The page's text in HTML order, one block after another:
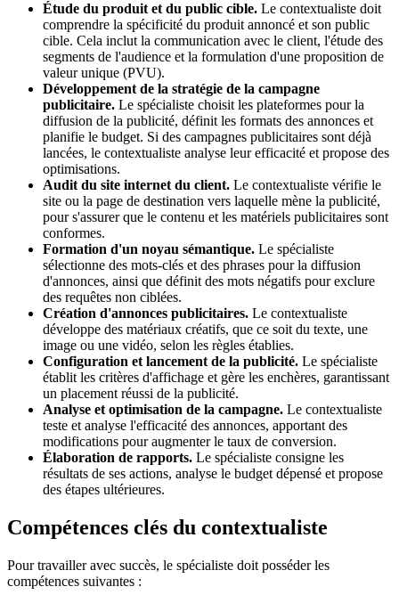
Étude du produit et du public cible. Le contextualiste doit
comprendre la spécificité du produit annoncé et son public
cible. Cela inclut la communication avec le client, l'étude des
segments de l'audience et la formulation d'une proposition de
valeur unique (PVU).
Développement de la stratégie de la campagne
publicitaire. Le spécialiste choisit les plateformes pour la
diffusion de la publicité, définit les formats des annonces et
planifie le budget. Si des campagnes publicitaires sont déjà
lancées, le contextualiste analyse leur efficacité et propose des
optimisations.
Audit du site internet du client. Le contextualiste vérifie le
site ou la page de destination vers laquelle mène la publicité,
pour s'assurer que le contenu et les matériels publicitaires sont
conformes.
Formation d'un noyau sémantique. Le spécialiste
sélectionne des mots-clés et des phrases pour la diffusion
d'annonces, ainsi que définit des mots négatifs pour exclure
des requêtes non ciblées.
Création d'annonces publicitaires. Le contextualiste
développe des matériaux créatifs, que ce soit du texte, une
image ou une vidéo, selon les règles établies.
Configuration et lancement de la publicité. Le spécialiste
établit les critères d'affichage et gère les enchères, garantissant
un placement réussi de la publicité.
Analyse et optimisation de la campagne. Le contextualiste
teste et analyse l'efficacité des annonces, apportant des
modifications pour augmenter le taux de conversion.
Élaboration de rapports. Le spécialiste consigne les
résultats de ses actions, analyse le budget dépensé et propose
des étapes ultérieures.
Compétences clés du contextualiste
Pour travailler avec succès, le spécialiste doit posséder les
compétences suivantes :